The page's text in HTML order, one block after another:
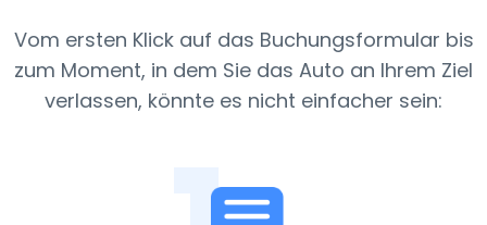
Vom ersten Klick auf das Buchungsformular bis
zum Moment, in dem Sie das Auto an Ihrem Ziel
verlassen, könnte es nicht einfacher sein: